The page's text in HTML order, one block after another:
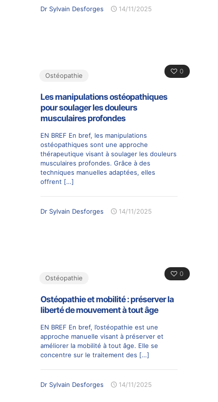
Dr Sylvain Desforges 14/11/2025
0
Ostéopathie
Les manipulations ostéopathiques
pour soulager les douleurs
musculaires profondes
EN BREF En bref, les manipulations
ostéopathiques sont une approche
thérapeutique visant à soulager les douleurs
musculaires profondes. Grâce à des
techniques manuelles adaptées, elles
offrent […]
Dr Sylvain Desforges 14/11/2025
0
Ostéopathie
Ostéopathie et mobilité : préserver la
liberté de mouvement à tout âge
EN BREF En bref, l’ostéopathie est une
approche manuelle visant à préserver et
améliorer la mobilité à tout âge. Elle se
concentre sur le traitement des […]
Dr Sylvain Desforges 14/11/2025